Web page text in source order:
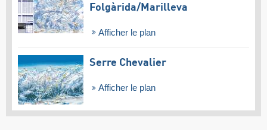
Folgàrida/​Marilleva
Afficher le plan
Serre Chevalier
Afficher le plan